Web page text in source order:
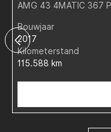
AMG 43 4MATIC 367
Head-up I Mermory
Bouwjaar
2017
Kilometerstand
115.588 km